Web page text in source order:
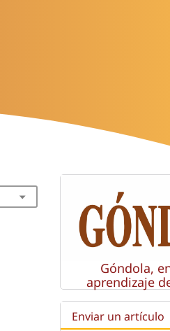
Góndola,
aprendizaje
Enviar un artículo